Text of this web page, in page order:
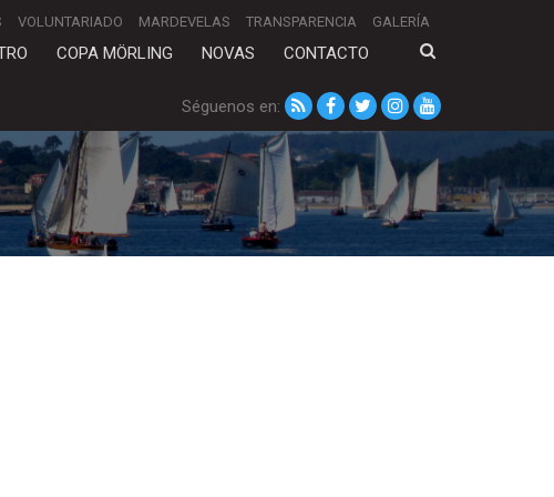
VOLUNTARIADO MARDEVELAS TRANSPARENCIA GALERÍA
COPA MÖRLING NOVAS CONTACTO
Séguenos en: